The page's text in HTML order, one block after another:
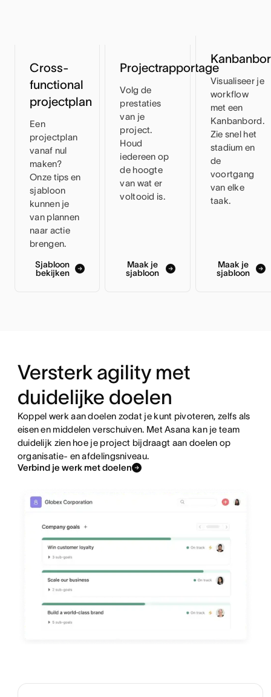
Cross-
functional
projectplan
Een
projectplan
vanaf nul
maken?
Onze tips en
sjabloon
kunnen je
van plannen
naar actie
brengen.
Sjabloon
bekijken
Projectrapportage
Volg de
prestaties
van je
project.
Houd
iedereen op
de hoogte
van wat er
voltooid is.
Maak je
sjabloon
Visualiseer je
workflow
met een
Kanbanbord.
Zie snel het
stadium en
de
voortgang
van elke
taak.
Maak je
sjabloon
Versterk agility met
duidelijke doelen
Koppel werk aan doelen zodat je kunt pivoteren, zelfs als
eisen en middelen verschuiven. Met Asana kan je team
duidelijk zien hoe je project bijdraagt aan doelen op
organisatie- en afdelingsniveau.
Verbind je werk met doelen